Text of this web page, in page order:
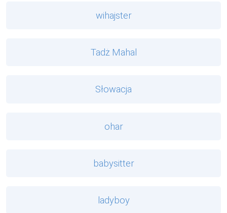
wihajster
Tadż Mahal
Słowacja
ohar
babysitter
ladyboy